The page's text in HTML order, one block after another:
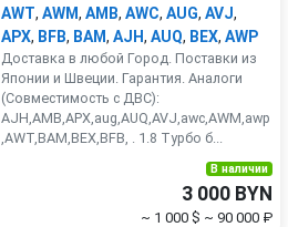
AWT, AWM, AMB, AWC, AUG, AVJ,
APX, BFB, BAM, AJH, AUQ, BEX, AWP
Доставка в любой Город. Поставки из
Японии и Швеции. Гарантия. Аналоги
(Совместимость с ДВС):
AJH,AMB,APX,aug,AUQ,AVJ,awc,AWM,awp
,AWT,BAM,BEX,BFB, . 1.8 Турбо б...
В наличии
3 000 BYN
~ 1 000 $ ~ 90 000 ₽